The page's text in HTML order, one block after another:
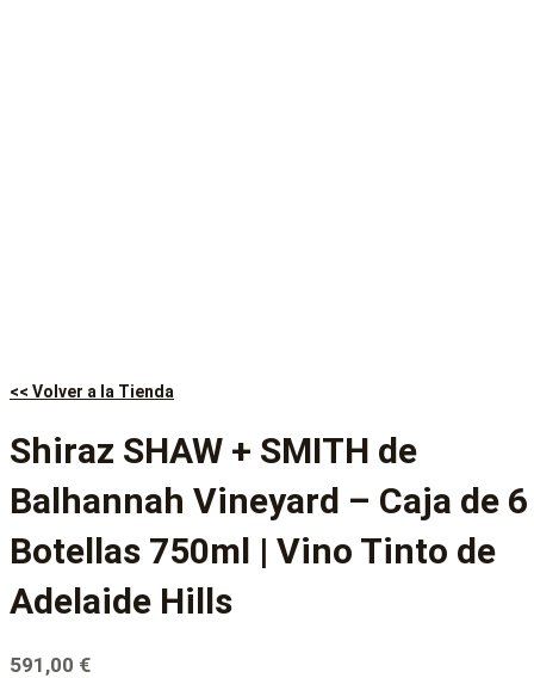
<< Volver a la Tienda
Shiraz SHAW + SMITH de
Balhannah Vineyard – Caja de 6
Botellas 750ml | Vino Tinto de
Adelaide Hills
591,00 €